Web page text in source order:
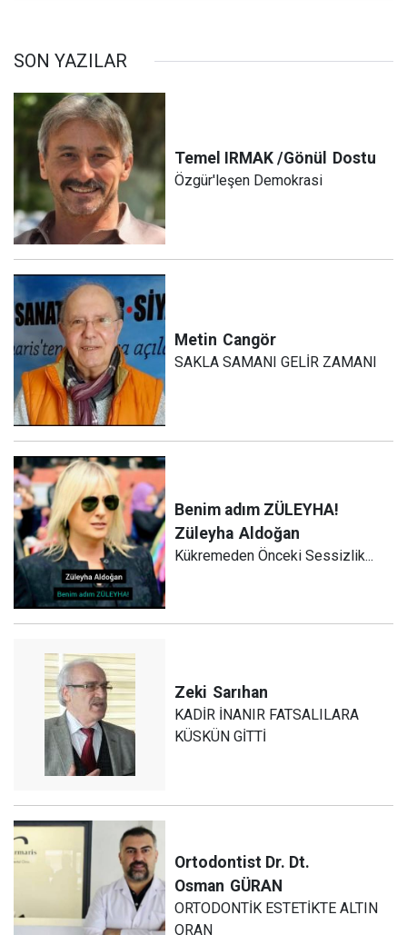
SON YAZILAR
Temel IRMAK /Gönül Dostu
Özgür'leşen Demokrasi
Metin Cangör
SAKLA SAMANI GELİR ZAMANI
Benim adım ZÜLEYHA!
Züleyha Aldoğan
Kükremeden Önceki Sessizlik...
Zeki Sarıhan
KADİR İNANIR FATSALILARA
KÜSKÜN GİTTİ
Ortodontist Dr. Dt.
Osman GÜRAN
ORTODONTİK ESTETİKTE ALTIN
ORAN